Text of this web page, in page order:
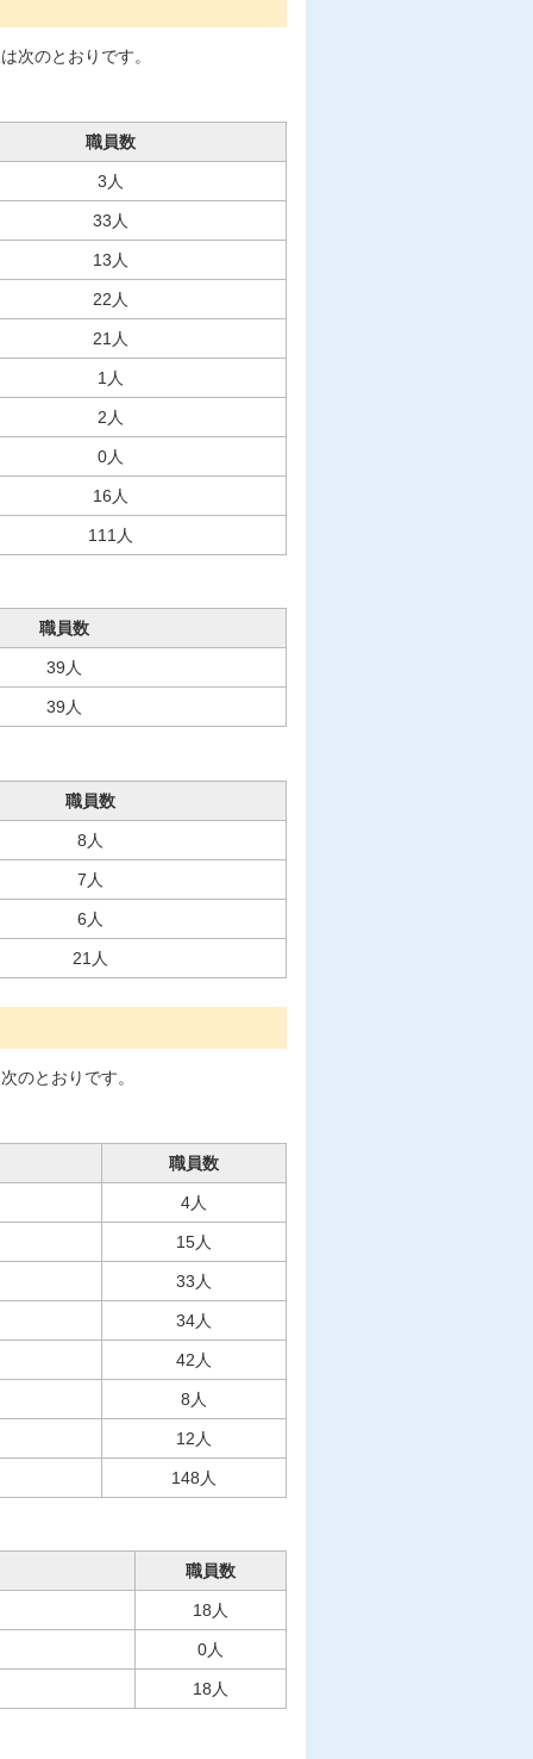
次のとおりです。
職員数
3人
33人
13人
22人
21人
1人
2人
0人
16人
111人
職員数
39人
39人
職員数
8人
7人
6人
21人
のとおりです。
職員数
4人
15人
33人
34人
42人
8人
12人
148人
職員数
18人
0人
18人